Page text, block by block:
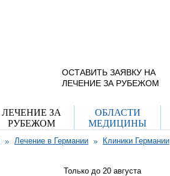
ОСТАВИТЬ ЗАЯВКУ НА
ЛЕЧЕНИЕ ЗА РУБЕЖОМ
ЛЕЧЕНИЕ ЗА
РУБЕЖОМ
ОБЛАСТИ
МЕДИЦИНЫ
Лечение в Германии Клиники Германии
Только до 20 августа